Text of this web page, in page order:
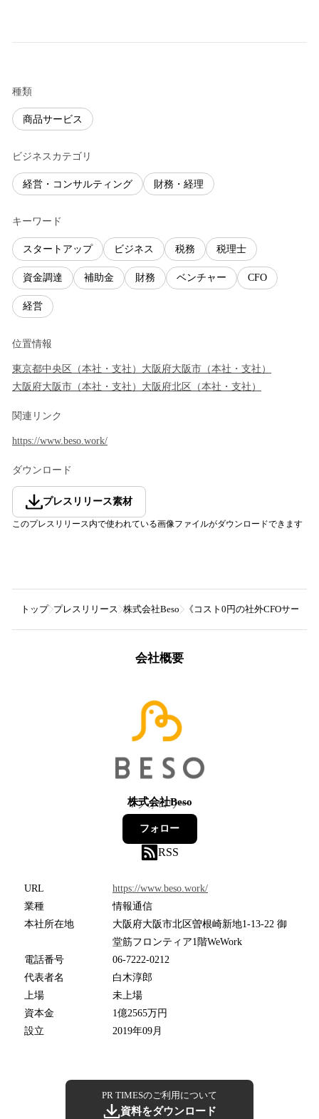
種類
商品サービス
ビジネスカテゴリ
経営・コンサルティング 財務・経理
キーワード
スタートアップ ビジネス 税務 税理士
資金調達 補助金 財務 ベンチャー CFO
経営
位置情報
東京都中央区 （本社・支社 ） 大阪府大阪市 （本社・支社 ）
大阪府大阪市 （本社・支社 ） 大阪府北区 （本社・支社 ）
関連リンク
https://www.beso.work/
ダウンロード
プレスリリース素材
このプレスリリース内で使われている画像ファイルがダウンロードできます
トップ プレスリリース 株式会社Beso 《コスト0円の社外CFOサービ
会社概要
株式会社Beso
7フォロワー
フォロー
RSS
URL
https://www.beso.work/
業種
情報通信
本社所在地
大阪府大阪市北区曽根崎新地1-13-22 御
堂筋フロンティア1階WeWork
電話番号
06-7222-0212
代表者名
白木淳郎
上場
未上場
資本金
1億2565万円
設立
2019年09月
PR TIMESのご利用について
資料をダウンロード